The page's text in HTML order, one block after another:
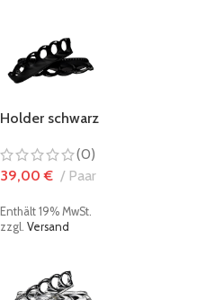
Holder schwarz
(0)
39,00€ Paar
Enthält 19% MwSt.
zzgl. Versand